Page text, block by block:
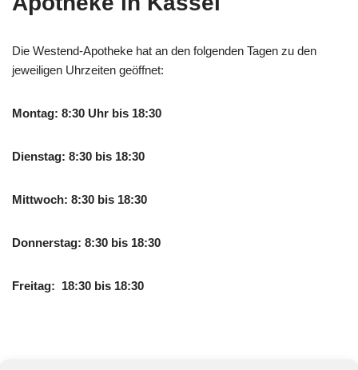
Die Westend-Apotheke hat an den folgenden Tagen zu den
jeweiligen Uhrzeiten geöffnet:
Montag: 8:30 Uhr bis 18:30
Dienstag: 8:30 bis 18:30
Mittwoch: 8:30 bis 18:30
Donnerstag: 8:30 bis 18:30
Freitag: 18:30 bis 18:30